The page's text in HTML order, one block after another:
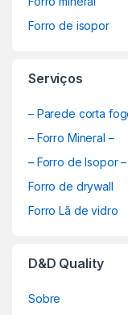
Forro de isopor
Serviços
– Parede corta
– Forro Mineral –
– Forro de Isopor –
Forro de drywall
Forro Lã de vidro
D&D Quality
Sobre